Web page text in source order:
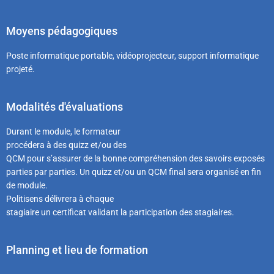
Moyens pédagogiques
Poste informatique portable, vidéoprojecteur, support informatique
projeté.
Modalités d'évaluations
Durant le module, le formateur
procédera à des quizz et/ou des
QCM pour s’assurer de la bonne compréhension des savoirs exposés
parties par parties. Un quizz et/ou un QCM final sera organisé en fin
de module.
Politisens délivrera à chaque
stagiaire un certificat validant la participation des stagiaires.
Planning et lieu de formation